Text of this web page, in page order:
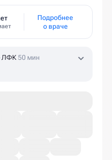
Подробнее
о враче
ЛФК 50 мин